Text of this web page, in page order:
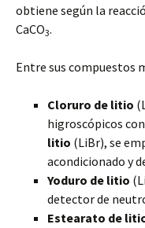
obtiene según la
CaCO3.
Entre sus compuestos
Cloruro de litio
higroscópicos
litio (LiBr), se
acondicionado y
Yoduro de litio
detector de
Estearato de